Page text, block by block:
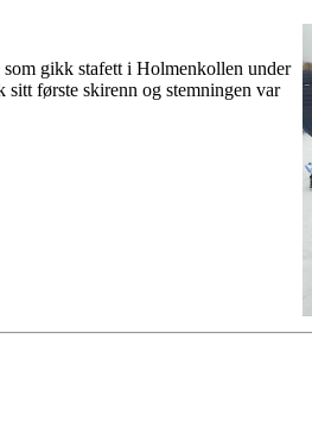
gikk stafett i Holmenkollen under
første skirenn og stemningen var